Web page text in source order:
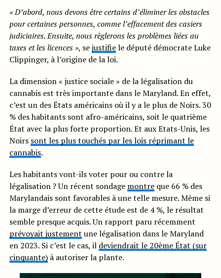
« D’abord, nous devons être certains d’éliminer les obstacles
pour certaines personnes, comme l’effacement des casiers
judiciaires. Ensuite, nous règlerons les problèmes liées au
taxes et les licences », sejustifiele député démocrate Luke
Clippinger, à l’origine de la loi.
La dimension « justice sociale » de la légalisation du
cannabis est très importante dans le Maryland. En effet,
c’est un des États américains où il y a le plus de Noirs. 30
% des habitants sont afro-américains, soit le quatrième
État avec la plus forte proportion. Et aux Etats-Unis, les
Noirs sont les plus touchés par les lois réprimant le
cannabis.
Les habitants vont-ils voter pour ou contre la
légalisation ? Un récent sondage montreque 66 % des
Marylandais sont favorables à une telle mesure. Même si
la marge d’erreur de cette étude est de 4 %, le résultat
semble presque acquis. Un rapport paru récemment
prévoyait justement une légalisation dans le Maryland
en 2023. Si c’est le cas, il deviendrait le 20ème État (sur
cinquante)à autoriser la plante.